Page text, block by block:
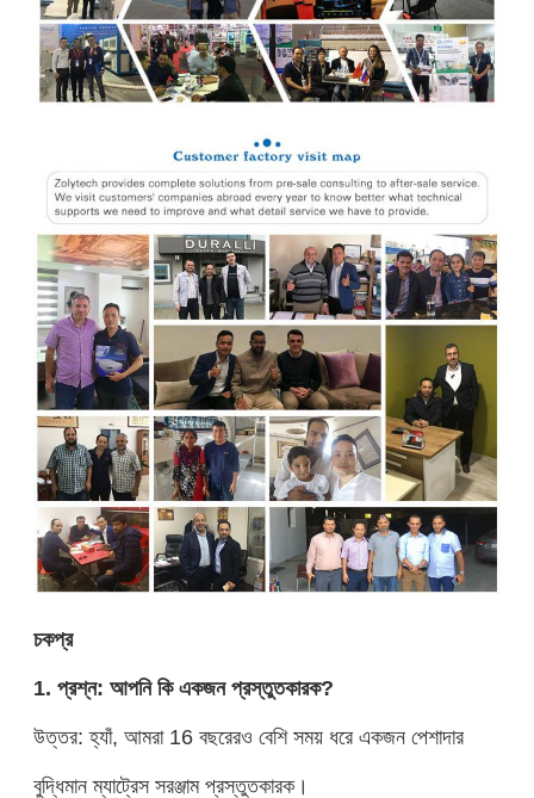
চকপ্র
1. প্রশ্ন: আপনি কি একজন প্রস্তুতকারক?
উত্তর: হ্যাঁ, আমরা 16 বছরেরও বেশি সময় ধরে একজন পেশাদার
বুদ্ধিমান ম্যাট্রেস সরঞ্জাম প্রস্তুতকারক।